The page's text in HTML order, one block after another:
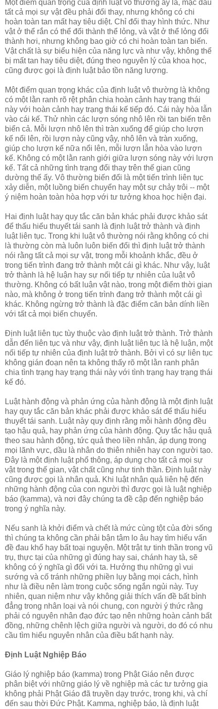
Một điểm quan trọng của định luật vô thường ấy là, mặc dầu
tất cả mọi sự vật đều phải đổi thay, nhưng không có chi
hoàn toàn tan mất hay tiêu diệt. Chỉ đổi thay hình thức. Như
vật ở thể rắn có thể đổi thành thể lỏng, và vật ở thể lỏng đổi
thành hơi, nhưng không bao giờ có chi hoàn toàn tan biến.
Vật chất là sự biểu hiện của năng lực và như vậy, không thể
bị mất tan hay tiêu diệt, đúng theo nguyên lý của khoa học,
cũng được gọi là định luật bảo tồn năng lượng.
Một điểm quan trọng khác của định luật vô thường là không
có một lằn ranh rõ rệt phân chia hoàn cảnh hay trạng thái
này với hoàn cảnh hay trạng thái kế tiếp đó. Cái này hòa lẫn
vào cái kế. Thử nhìn các lượn sóng nhô lên rồi tan biến trên
biển cả. Mỗi lượn nhô lên thì tràn xuống để giúp cho lượn
kế nổi lên, rồi lượn này cũng vậy, nhô lên và tràn xuống,
giúp cho lượn kế nữa nổi lên, mỗi lượn lẫn hòa vào lượn
kế. Không có một lằn ranh giới giữa lượn sóng này với lượn
kế. Tất cả những tình trạng đổi thay trên thế gian cũng
dường thế ấy. Vô thường biến đổi là một tiến trình liên tục
xảy diễn, một luồng biến chuyển hay một sự chảy trôi -- một
ý niệm hoàn toàn hòa hợp với tư tưởng khoa học hiện đại.
Hai định luật hay quy tắc căn bản khác phải được khảo sát
để thấu hiểu thuyết tái sanh là định luật trở thành và định
luật liên tục. Trong khi luật vô thường nói rằng không có chi
là thường còn mà luôn luôn biến đổi thì định luật trở thành
nói rằng tất cả mọi sự vật, trong mỗi khoảnh khắc, đều ở
trong tiến trình đang trở thành một cái gì khác. Như vậy, luật
trở thành là hệ luận hay sự nối tiếp tự nhiên của luật vô
thường. Không có bất luận vật nào, trong một điểm thời gian
nào, mà không ở trong tiến trình đang trở thành một cái gì
khác. Không ngừng trở thành là đặc điểm căn bản dính liền
với tất cả mọi biến chuyển.
Ðịnh luật liên tục tùy thuộc vào định luật trở thành. Trở thành
dẫn đến liên tục và như vậy, định luật liên tục là hệ luận, một
nối tiếp tự nhiên của định luật trở thành. Bởi vì có sự liên tục
không gián đoạn nên ta không thấy rõ một lằn ranh phân
chia tình trạng hay trạng thái này với tình trạng hay trạng thái
kế đó.
Luật hành động và phản ứng của hành động là một định luật
hay quy tắc căn bản khác phải được khảo sát để thấu hiểu
thuyết tái sanh. Luật này quy định rằng mỗi hành động đều
tạo hậu quả, hay phản ứng của hành động. Quy tắc hậu quả
theo sau hành động, tức quả theo liền nhân, áp dụng trong
mọi lãnh vực, dầu là nhân do thiên nhiên hay con người tạo.
Ðây là một định luật phổ thông, áp dụng cho tất cả mọi sự
vật trong thế gian, vật chất cũng như tinh thần. Ðịnh luật này
cũng được gọi là nhân quả. Khi luật nhân quả liên hệ đến
những hành động của con người thì được gọi là luật nghiệp
báo (kamma), và nơi đây chúng ta đề cập đến nghiệp báo
trong ý nghĩa này.
Nếu sanh là khởi điểm và chết là mức cùng tột của đời sống
thì chúng ta không cần phải bận tâm lo âu hay tìm hiểu vấn
đề đau khổ hay bất toại nguyện. Một trật tự tinh thần trong vũ
trụ, thực tại của những gì đúng hay sai, chánh hay tà, sẽ
không có ý nghĩa gì đối với ta. Hưởng thụ những gì vui
sướng và cố tránh những phiền lụy bằng mọi cách, hình
như là điều nên làm trong cuộc sống ngắn ngủi này. Tuy
nhiên, quan niệm như vậy không giải thích vấn đề bất bình
đẳng trong nhân loại và nói chung, con người ý thức rằng
phải có nguyên nhân đạo đức tạo nên những hoàn cảnh bất
đồng, những chênh lệch giữa người và người, do đó có nhu
cầu tìm hiểu nguyên nhân của điều bất hạnh này.
Ðịnh Luật Nghiệp Báo
Giáo lý nghiệp báo (kamma) trong Phật Giáo nên được
phân biệt với những giáo lý về nghiệp mà các tư tưởng gia
không phải Phật Giáo đã truyền dạy trước, trong khi, và chí
đến sau thời Ðức Phật. Kamma, nghiệp báo, là định luật